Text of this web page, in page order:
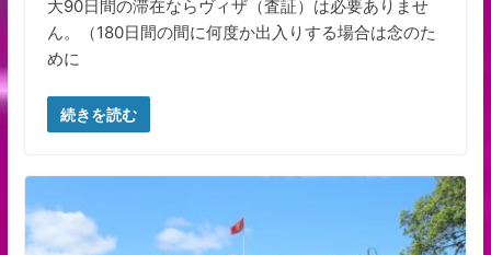
大90日間の滞在ならヴィザ（査証）は必要ありませ
ん。（180日間の間に何度か出入りする場合は念のた
めに
続きを読む